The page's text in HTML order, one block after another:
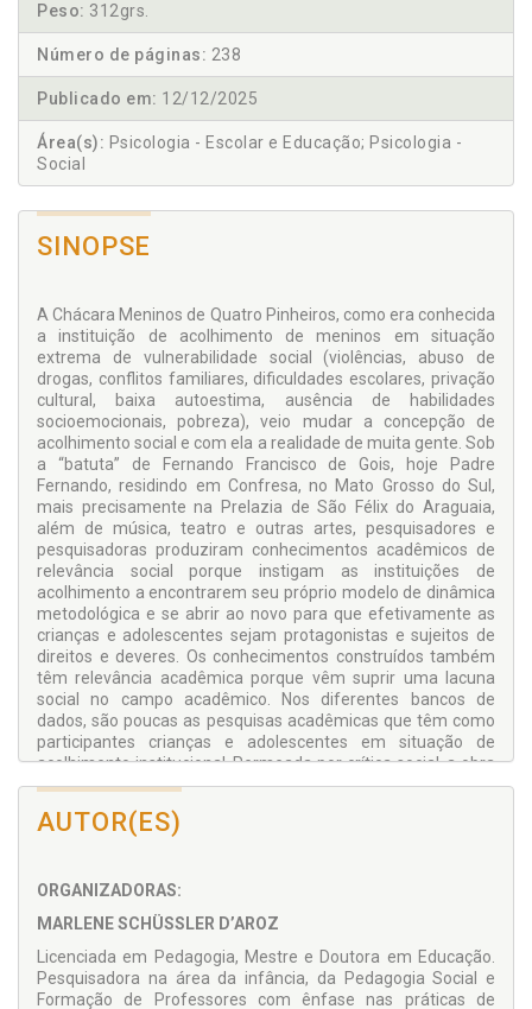
Peso: 312grs.
Número de páginas: 238
Publicado em: 12/12/2025
Área(s): Psicologia - Escolar e Educação; Psicologia -
Social
SINOPSE
A Chácara Meninos de Quatro Pinheiros, como era conhecida
a instituição de acolhimento de meninos em situação
extrema de vulnerabilidade social (violências, abuso de
drogas, conflitos familiares, dificuldades escolares, privação
cultural, baixa autoestima, ausência de habilidades
socioemocionais, pobreza), veio mudar a concepção de
acolhimento social e com ela a realidade de muita gente. Sob
a “batuta” de Fernando Francisco de Gois, hoje Padre
Fernando, residindo em Confresa, no Mato Grosso do Sul,
mais precisamente na Prelazia de São Félix do Araguaia,
além de música, teatro e outras artes, pesquisadores e
pesquisadoras produziram conhecimentos acadêmicos de
relevância social porque instigam as instituições de
acolhimento a encontrarem seu próprio modelo de dinâmica
metodológica e se abrir ao novo para que efetivamente as
crianças e adolescentes sejam protagonistas e sujeitos de
direitos e deveres. Os conhecimentos construídos também
têm relevância acadêmica porque vêm suprir uma lacuna
social no campo acadêmico. Nos diferentes bancos de
dados, são poucas as pesquisas acadêmicas que têm como
participantes crianças e adolescentes em situação de
acolhimento institucional. Permeada por crítica social, a obra
mostra a possibilidade de se manter o sigilo, o cuidado, a
solidariedade, o respeito e a participação democrática numa
tecitura ética e dialógica entre diferentes atores sociais em
A Pedagogia dos Sonhos, o método que marcou o diferencial
da instituição de acolhimento para as demais, possibilitou na
obra o encontro de um médico hebiatra (especialista em
medicina de adolescente) convidado a escrever o Prefácio e
um jornalista amigo da criança, humanizado por excelência,
que escreveu o posfácio do livro. A obra convida à reflexão
AUTOR(ES)
ORGANIZADORAS:
MARLENE SCHÜSSLER D’AROZ
Licenciada em Pedagogia, Mestre e Doutora em Educação.
Pesquisadora na área da infância, da Pedagogia Social e
Formação de Professores com ênfase nas práticas de